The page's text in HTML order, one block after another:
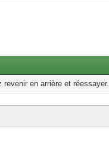
en arrière et réessayer.